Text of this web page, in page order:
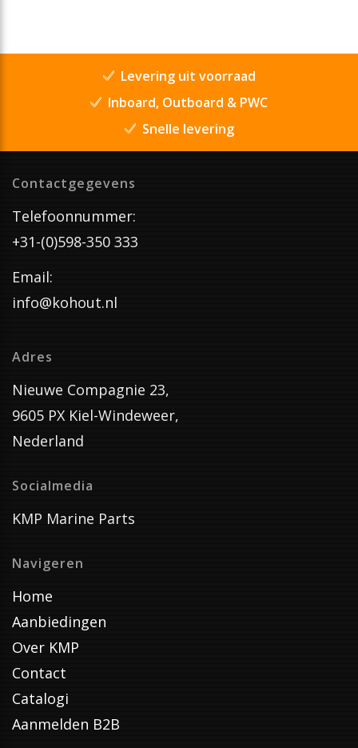
Levering uit voorraad
Inboard, Outboard & PWC
Snelle levering
Contactgegevens
Telefoonnummer:
+31-(0)598-350 333
Email:
info@kohout.nl
Adres
Nieuwe Compagnie 23,
9605 PX Kiel-Windeweer,
Nederland
Socialmedia
KMP Marine Parts
Navigeren
Home
Aanbiedingen
Over KMP
Contact
Catalogi
Aanmelden B2B